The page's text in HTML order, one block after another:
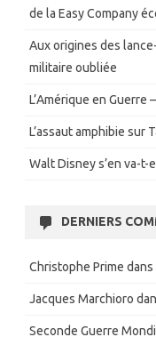
de la Easy Company
Aux origines des
militaire oubliée
L’Amérique en Guerre
L’assaut amphibie sur
Walt Disney s’en va-t-
DERNIERS
Christophe Prime dans
Jacques Marchioro
Seconde Guerre